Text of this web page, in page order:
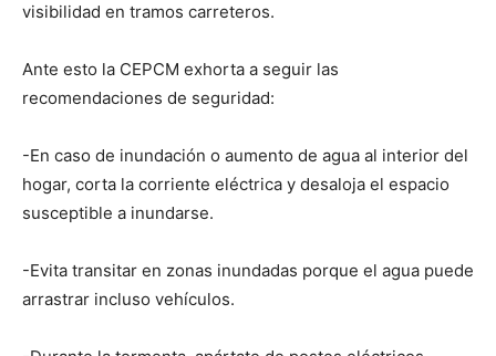
visibilidad en tramos carreteros.
Ante esto la CEPCM exhorta a seguir las
recomendaciones de seguridad:
-En caso de inundación o aumento de agua al interior del
hogar, corta la corriente eléctrica y desaloja el espacio
susceptible a inundarse.
-Evita transitar en zonas inundadas porque el agua puede
arrastrar incluso vehículos.